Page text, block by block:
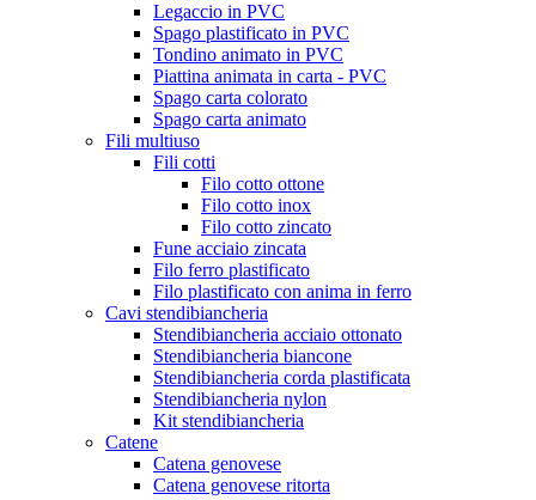
Legaccio in PVC
Spago plastificato in PVC
Tondino animato in PVC
Piattina animata in carta - PVC
Spago carta colorato
Spago carta animato
Fili multiuso
Fili cotti
Filo cotto ottone
Filo cotto inox
Filo cotto zincato
Fune acciaio zincata
Filo ferro plastificato
Filo plastificato con anima in ferro
Cavi stendibiancheria
Stendibiancheria acciaio ottonato
Stendibiancheria biancone
Stendibiancheria corda plastificata
Stendibiancheria nylon
Kit stendibiancheria
Catene
Catena genovese
Catena genovese ritorta